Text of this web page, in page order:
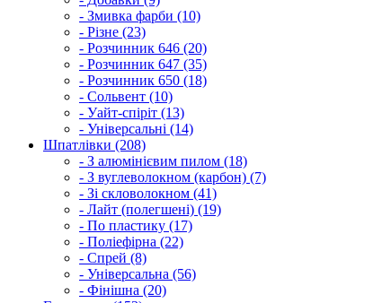
- Змивка фарби (10)
- Різне (23)
- Розчинник 646 (20)
- Розчинник 647 (35)
- Розчинник 650 (18)
- Сольвент (10)
- Уайт-спіріт (13)
- Універсальні (14)
Шпатлівки (208)
- З алюмінієвим пилом (18)
- З вуглеволокном (карбон) (7)
- Зі скловолокном (41)
- Лайт (полегшені) (19)
- По пластику (17)
- Поліефірна (22)
- Спрей (8)
- Універсальна (56)
- Фінішна (20)